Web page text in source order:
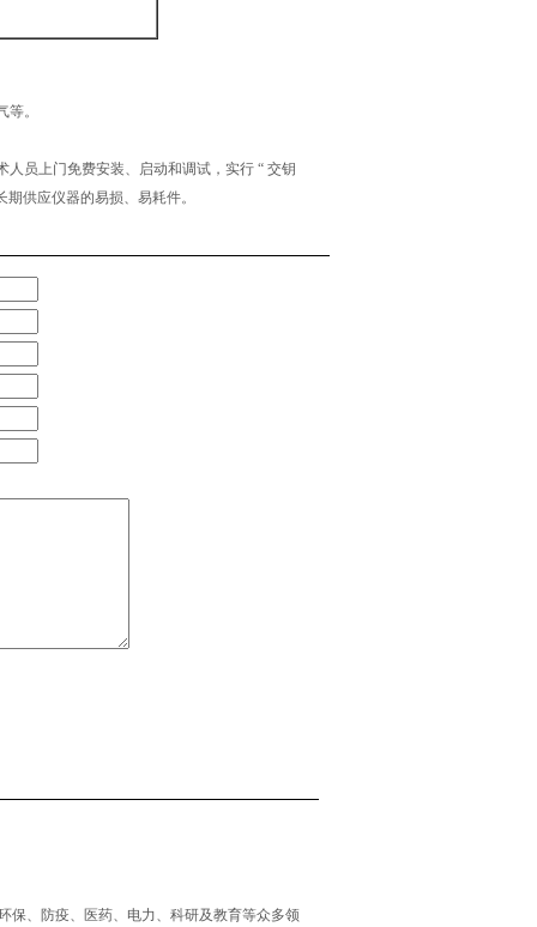
。
员上门免费安装、启动和调试，实行 “ 交钥
供应仪器的易损、易耗件。
保、防疫、医药、电力、科研及教育等众多领